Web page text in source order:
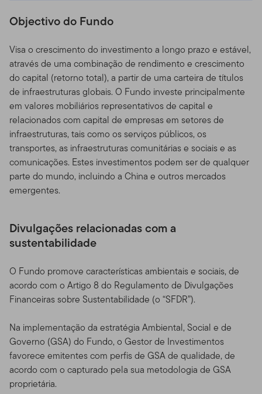
Objectivo do Fundo
Visa o crescimento do investimento a longo prazo e estável,
através de uma combinação de rendimento e crescimento
do capital (retorno total), a partir de uma carteira de títulos
de infraestruturas globais. O Fundo investe principalmente
em valores mobiliários representativos de capital e
relacionados com capital de empresas em setores de
infraestruturas, tais como os serviços públicos, os
transportes, as infraestruturas comunitárias e sociais e as
comunicações. Estes investimentos podem ser de qualquer
parte do mundo, incluindo a China e outros mercados
emergentes.
Divulgações relacionadas com a
sustentabilidade
O Fundo promove características ambientais e sociais, de
acordo com o Artigo 8 do Regulamento de Divulgações
Financeiras sobre Sustentabilidade (o “SFDR”).
Na implementação da estratégia Ambiental, Social e de
Governo (GSA) do Fundo, o Gestor de Investimentos
favorece emitentes com perfis de GSA de qualidade, de
acordo com o capturado pela sua metodologia de GSA
proprietária.